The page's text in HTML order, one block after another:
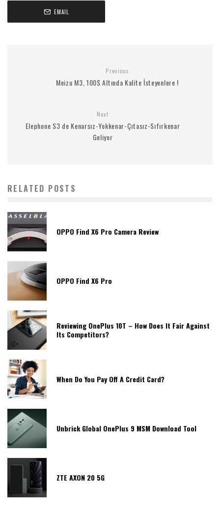
EMAIL
Previous
Meizu M3, 100$ Altında Kalite İsteyenlere !
Next
Elephone S3 de Kenarsız-Yokkenar-Çıtasız-Sıfırkenar
Geliyor
RELATED POSTS
OPPO Find X6 Pro Camera Review
OPPO Find X6 Pro
Reviewing OnePlus 10T – How Does It Fair Against
Its Competitors?
When Do You Pay Off A Credit Card?
Unbrick Global OnePlus 9 MSM Download Tool
ZTE AXON 20 5G